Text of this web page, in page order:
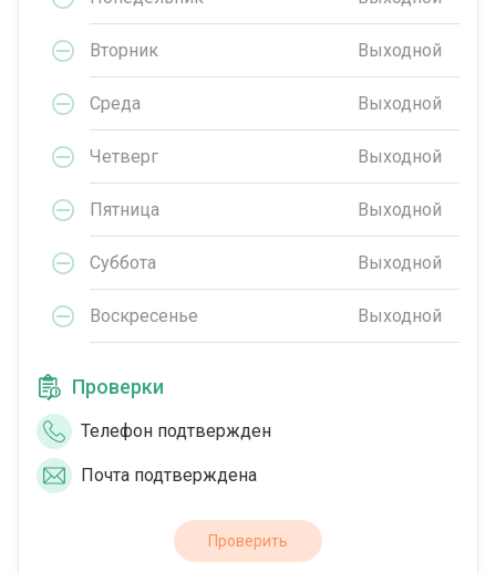
Вторник Выходной
Среда Выходной
Четверг Выходной
Пятница Выходной
Суббота Выходной
Воскресенье Выходной
Проверки
Телефон подтвержден
Почта подтверждена
Проверить